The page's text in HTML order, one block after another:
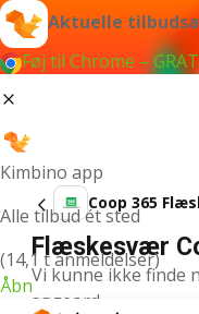
Aktuelle
Føj til Chrome –
Kimbino app
Alle tilbud ét sted
(14,1 t anmeldelser)
Åbn
Coop 365
Flæskesvær
Vi kunne ikke finde
søgeord.